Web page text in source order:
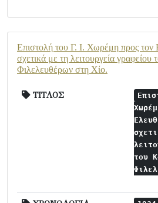
Επιστολή του Γ. Ι. Χωρέμη προς τον
σχετικά με τη λειτουργεία
Φιλελευθέρων στη Χίο.
ΤΙΤΛΟΣ
του